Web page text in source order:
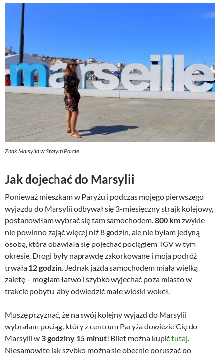
Znak Marsylia w Starym Porcie
Jak dojechać do Marsylii
Ponieważ mieszkam w Paryżu i podczas mojego pierwszego
wyjazdu do Marsylii odbywał się 3-miesięczny strajk kolejowy,
postanowiłam wybrać się tam samochodem.800 kmzwykle
nie powinno zająć więcej niż 8 godzin, ale nie byłam jedyną
osobą, która obawiała się pojechać pociągiem TGV w tym
okresie. Drogi były naprawdę zakorkowane i moja podróż
trwała 12 godzin. Jednak jazda samochodem miała wielką
zaletę – mogłam łatwo i szybko wyjechać poza miasto w
trakcie pobytu, aby odwiedzić małe wioski wokół.
Muszę przyznać, że na swój kolejny wyjazd do Marsylii
wybrałam pociąg, który z centrum Paryża dowiezie Cię do
Marsylii w 3 godziny 15 minut! Bilet można kupićtutaj.
Niesamowite jak szybko można się obecnie poruszać po